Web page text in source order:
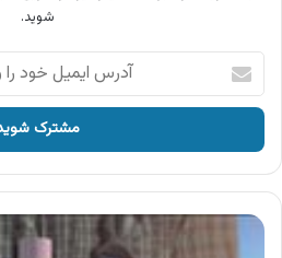
شوید.
آدرس
ایمیل
خود
وارد
کنید
آگهی